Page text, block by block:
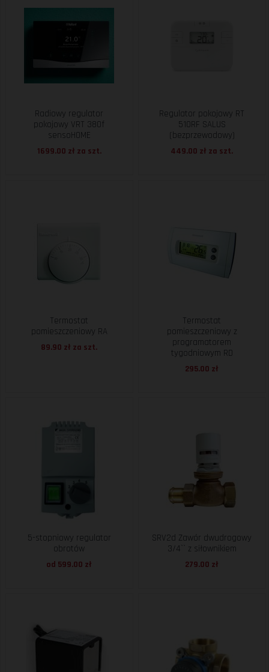
Radiowy regulator
pokojowy VRT 380f
sensoHOME
1699.00 zł za szt.
Regulator pokojowy RT
510RF SALUS
(bezprzewodowy)
449.00 zł za szt.
Termostat
pomieszczeniowy RA
89.90 zł za szt.
Termostat
pomieszczeniowy z
programatorem
tygodniowym RD
295.00 zł
5-stopniowy regulator
obrotów
od 599.00 zł
SRV2d Zawór dwudrogowy
3/4`` z siłownikiem
279.00 zł